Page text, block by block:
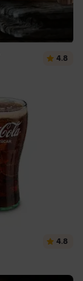
4.8
4.8